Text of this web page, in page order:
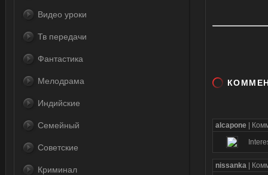
alcapone |
nissanka |
Видео уроки
Тв передачи
Фантастика
Мелодрама
Индийские
Семейный
Советские
Криминал